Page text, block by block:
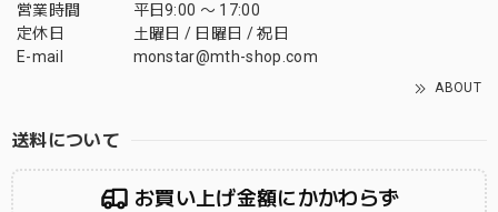
営業時間
平日9:00 〜 17:00
定休日
土曜日 / 日曜日 / 祝日
E-mail
monstar@mth-shop.com
ABOUT
送料について
お買い上げ金額にかかわらず